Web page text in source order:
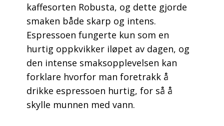
kaffesorten Robusta, og dette gjorde
smaken både skarp og intens.
Espressoen fungerte kun som en
hurtig oppkvikker iløpet av dagen, og
den intense smaksopplevelsen kan
forklare hvorfor man foretrakk å
drikke espressoen hurtig, for så å
skylle munnen med vann.